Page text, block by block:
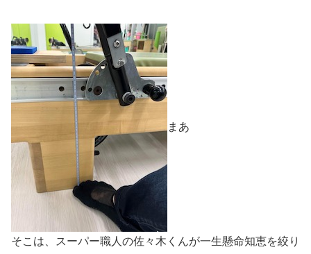
まあ
そこは、スーパー職人の佐々木くんが一生懸命知恵を絞り